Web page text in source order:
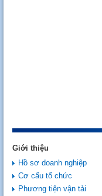
Giới thiệu
Hồ sơ doanh nghiệp
Cơ cấu tổ chức
Phương tiện vận tải